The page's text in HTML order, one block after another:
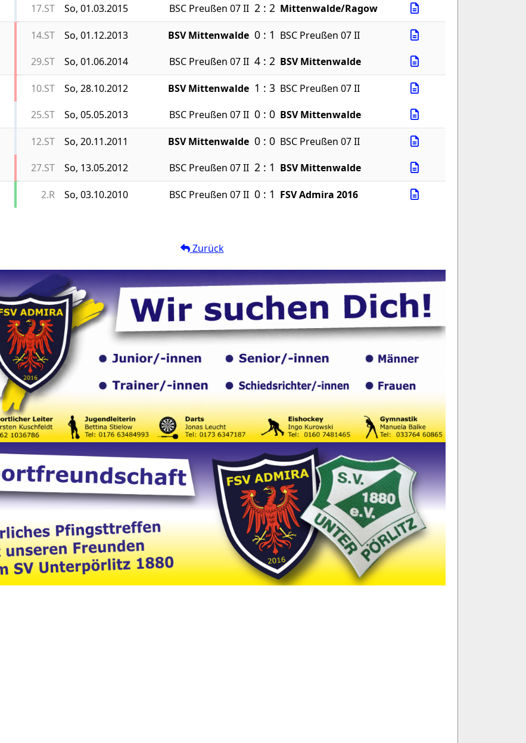
17.ST
So, 01.03.2015 BSC Preußen 07 II 2 : 2 Mittenwalde/Ragow
14.ST So, 01.12.2013 BSV Mittenwalde 0 : 1 BSC Preußen 07 II
29.ST
So, 01.06.2014 BSC Preußen 07 II 4 : 2 BSV Mittenwalde
10.ST So, 28.10.2012 BSV Mittenwalde 1 : 3 BSC Preußen 07 II
25.ST
So, 05.05.2013 BSC Preußen 07 II 0 : 0 BSV Mittenwalde
12.ST So, 20.11.2011 BSV Mittenwalde 0 : 0 BSC Preußen 07 II
27.ST
So, 13.05.2012 BSC Preußen 07 II 2 : 1 BSV Mittenwalde
2.R So, 03.10.2010 BSC Preußen 07 II 0 : 1 FSV Admira 2016
Zurück